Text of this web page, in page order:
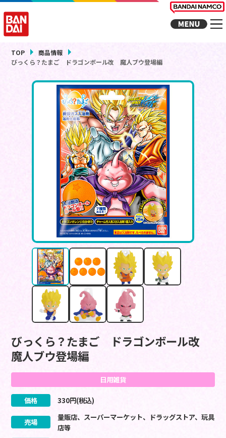
TOP
商品情報
びっくら？たまご ドラゴンボール改 魔人ブウ登場編
びっくら？たまご ドラゴンボール改
魔人ブウ登場編
日用雑貨
価格 330円(税込)
売場
量販店、スーパーマーケット、ドラッグストア、玩具
店等